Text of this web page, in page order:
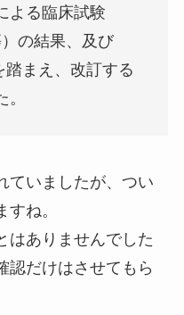
よる臨床試験
）の結果、及び
踏まえ、改訂する
ていましたが、つい
ね。
はありませんでした
認だけはさせてもら